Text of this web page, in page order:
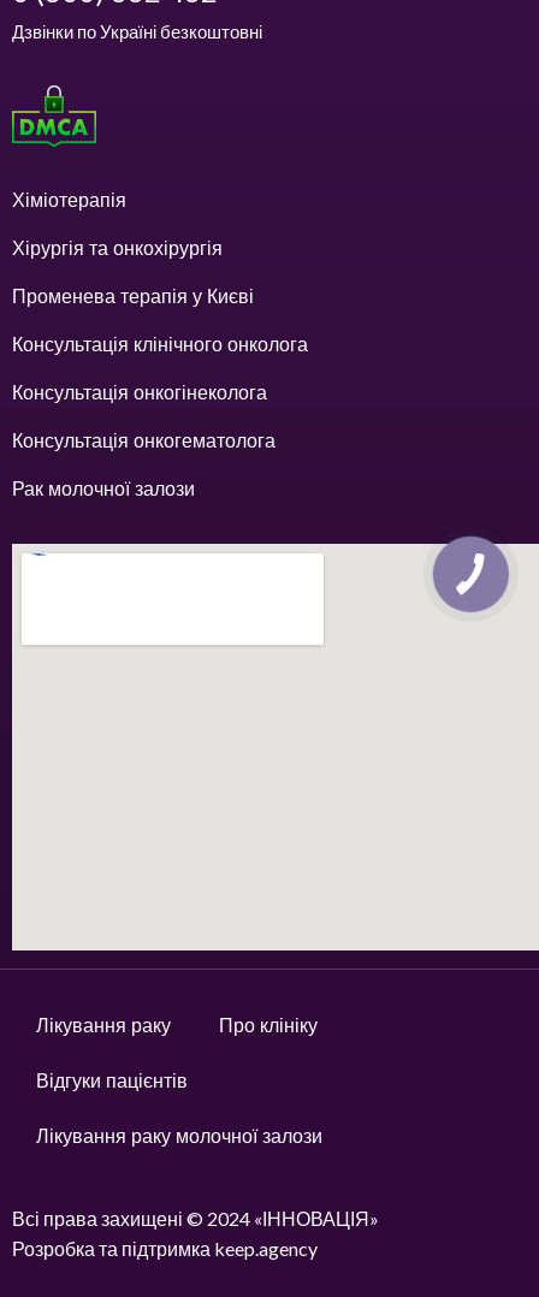
Дзвінки по Україні безкоштовні
Хіміотерапія
Хірургія та онкохірургія
Променева терапія у Києві
Консультація клінічного онколога
Консультація онкогінеколога
Консультація онкогематолога
Рак молочної залози
Лікування раку Про клініку
Відгуки пацієнтів
Лікування раку молочної залози
Всі права захищені © 2024 «ІННОВАЦІЯ»
Розробка та підтримка keep.agency